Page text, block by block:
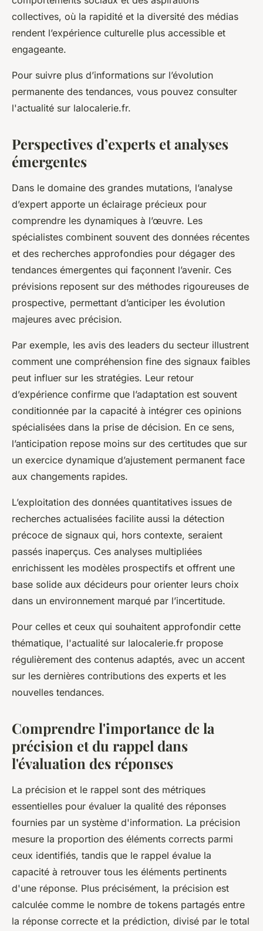
collectives, où la rapidité et la diversité des médias
rendent l’expérience culturelle plus accessible et
engageante.
Pour suivre plus d’informations sur l’évolution
permanente des tendances, vous pouvez consulter
l'actualité sur lalocalerie.fr.
Perspectives d’experts et analyses
émergentes
Dans le domaine des grandes mutations, l’analyse
d’expert apporte un éclairage précieux pour
comprendre les dynamiques à l’œuvre. Les
spécialistes combinent souvent des données récentes
et des recherches approfondies pour dégager des
tendances émergentes qui façonnent l’avenir. Ces
prévisions reposent sur des méthodes rigoureuses de
prospective, permettant d’anticiper les évolution
majeures avec précision.
Par exemple, les avis des leaders du secteur illustrent
comment une compréhension fine des signaux faibles
peut influer sur les stratégies. Leur retour
d’expérience confirme que l’adaptation est souvent
conditionnée par la capacité à intégrer ces opinions
spécialisées dans la prise de décision. En ce sens,
l’anticipation repose moins sur des certitudes que sur
un exercice dynamique d’ajustement permanent face
aux changements rapides.
L’exploitation des données quantitatives issues de
recherches actualisées facilite aussi la détection
précoce de signaux qui, hors contexte, seraient
passés inaperçus. Ces analyses multipliées
enrichissent les modèles prospectifs et offrent une
base solide aux décideurs pour orienter leurs choix
dans un environnement marqué par l’incertitude.
Pour celles et ceux qui souhaitent approfondir cette
thématique, l'actualité sur lalocalerie.fr propose
régulièrement des contenus adaptés, avec un accent
sur les dernières contributions des experts et les
nouvelles tendances.
Comprendre l'importance de la
précision et du rappel dans
l'évaluation des réponses
La précision et le rappel sont des métriques
essentielles pour évaluer la qualité des réponses
fournies par un système d'information. La précision
mesure la proportion des éléments corrects parmi
ceux identifiés, tandis que le rappel évalue la
capacité à retrouver tous les éléments pertinents
d'une réponse. Plus précisément, la précision est
calculée comme le nombre de tokens partagés entre
la réponse correcte et la prédiction, divisé par le total